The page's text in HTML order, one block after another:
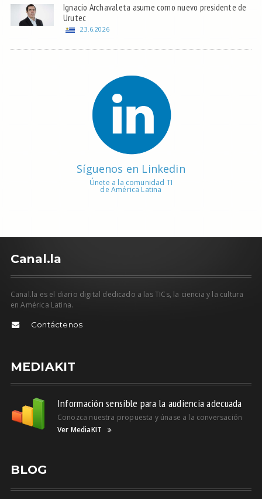
Ignacio Archavaleta asume como nuevo presidente de
Urutec
23.6.2026
Síguenos en Linkedin
Únete a la comunidad TI
de América Latina
Canal.la
Canal.la es el diario digital dedicado a las TICs, la ciencia y la cultura
en América Latina.
Contáctenos
MEDIAKIT
Información sensible para la audiencia adecuada
Conozca nuestra propuesta y únase a la conversación
Ver MediaKIT
BLOG